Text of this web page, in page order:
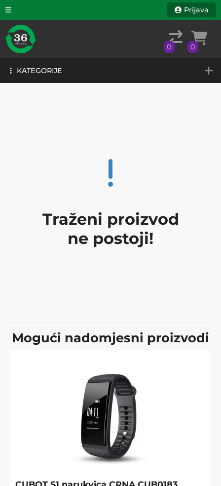
KATEGORIJE
Prijava
0 0
KATEGORIJE
Traženi proizvod
ne postoji!
Mogući nadomjesni proizvodi